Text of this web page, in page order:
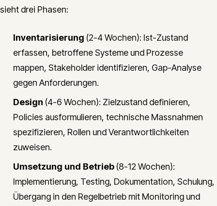
sieht drei Phasen:
Inventarisierung (2-4 Wochen): Ist-Zustand
erfassen, betroffene Systeme und Prozesse
mappen, Stakeholder identifizieren, Gap-Analyse
gegen Anforderungen.
Design (4-6 Wochen): Zielzustand definieren,
Policies ausformulieren, technische Massnahmen
spezifizieren, Rollen und Verantwortlichkeiten
zuweisen.
Umsetzung und Betrieb (8-12 Wochen):
Implementierung, Testing, Dokumentation, Schulung,
Übergang in den Regelbetrieb mit Monitoring und